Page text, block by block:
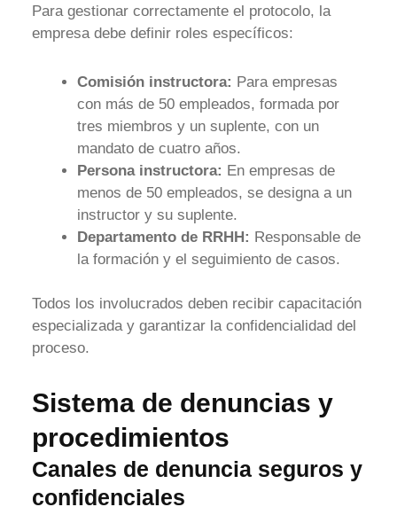
Para gestionar correctamente el protocolo, la
empresa debe definir roles específicos:
Comisión instructora: Para empresas
con más de 50 empleados, formada por
tres miembros y un suplente, con un
mandato de cuatro años.
Persona instructora: En empresas de
menos de 50 empleados, se designa a un
instructor y su suplente.
Departamento de RRHH: Responsable de
la formación y el seguimiento de casos.
Todos los involucrados deben recibir capacitación
especializada y garantizar la confidencialidad del
proceso.
Sistema de denuncias y
procedimientos
Canales de denuncia seguros y
confidenciales